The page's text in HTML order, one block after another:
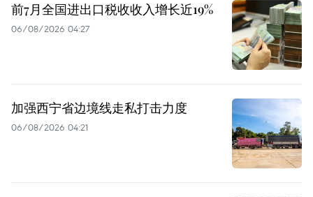
前7月全国进出口税收收入增长近19%
06/08/2026 04:27
加强西宁省边境线走私打击力度
06/08/2026 04:21